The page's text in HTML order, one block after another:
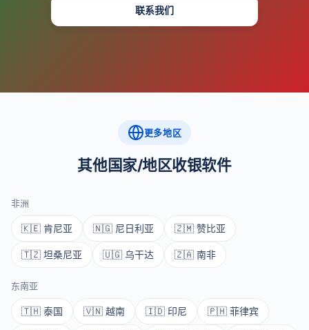
联系我们
更多地区
其他国家/地区收银软件
非洲
🇰🇪 肯尼亚 🇳🇬 尼日利亚 🇿🇲 赞比亚
🇹🇿 坦桑尼亚 🇺🇬 乌干达 🇿🇦 南非
东南亚
🇹🇭 泰国 🇻🇳 越南 🇮🇩 印尼 🇵🇭 菲律宾